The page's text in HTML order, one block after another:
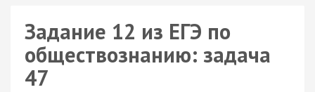
Задание 12 из ЕГЭ по
обществознанию: задача
47